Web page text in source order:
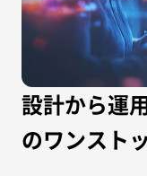
設計から運
のワンスト